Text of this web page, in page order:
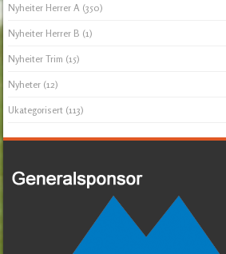
Nyheiter Herrer A (350)
Nyheiter Herrer B (1)
Nyheiter Trim (15)
Nyheter (12)
Ukategorisert (113)